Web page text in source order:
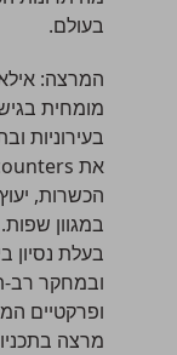
בעולם.
המרצה:
בעירוניות
הכשרות,
במגוון שפות.
בעלת נסיון
ובמחקר רב-
ופרקטיים
מרצה